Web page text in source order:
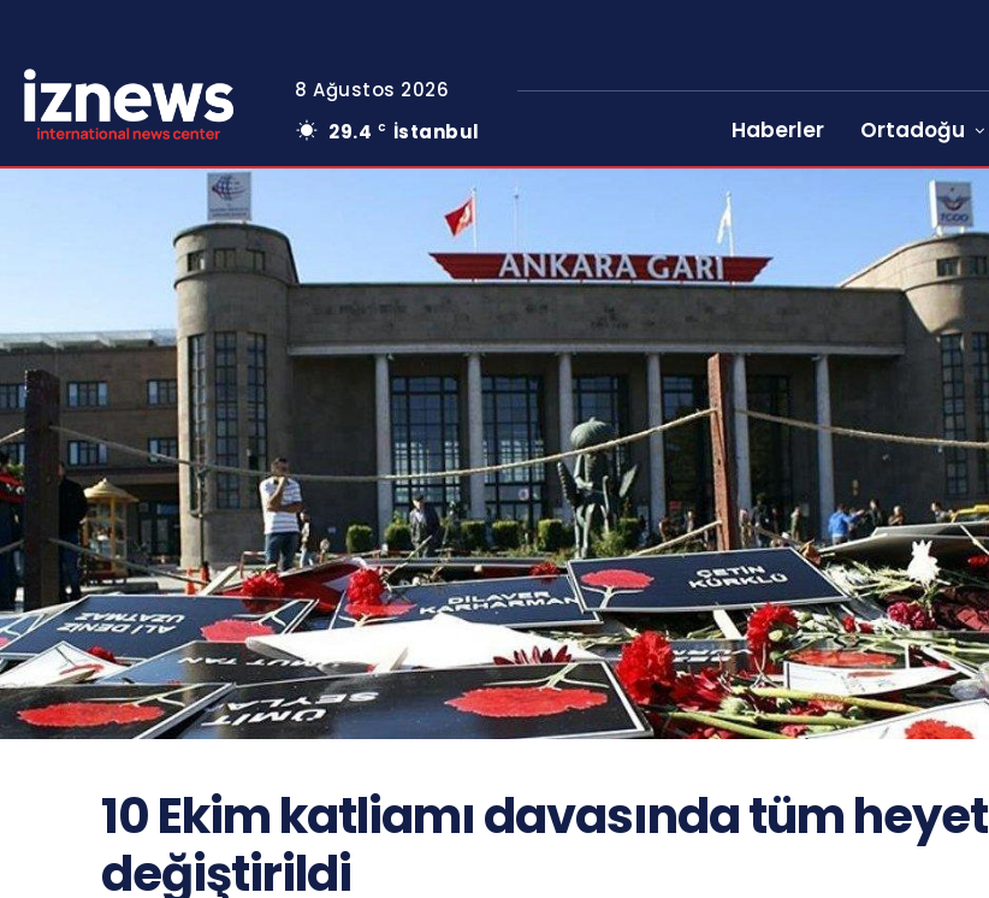
8 Ağustos 2026
29.4 C İstanbul Haberler Ortadoğu
10 Ekim katliamı davasında tüm heyet
değiştirildi